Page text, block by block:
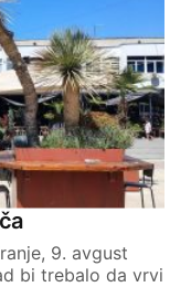
treba
ne reši a ne
uradite ima
i rešite taj
9. avgust
bi trebalo da vrvi